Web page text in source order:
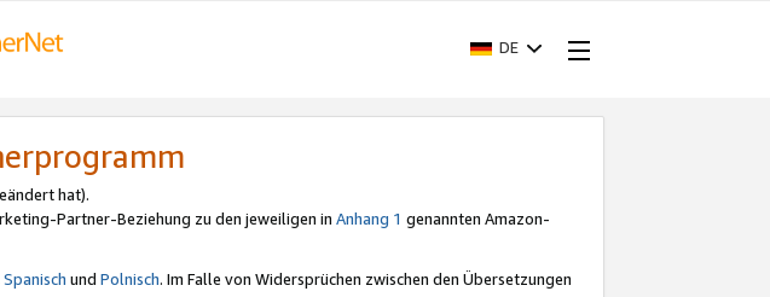
DE
hat).
Partner-Beziehung zu den jeweiligen in Anhang 1 genannten Amazon-
Spanisch und Polnisch. Im Falle von Widersprüchen zwischen den Übersetzungen